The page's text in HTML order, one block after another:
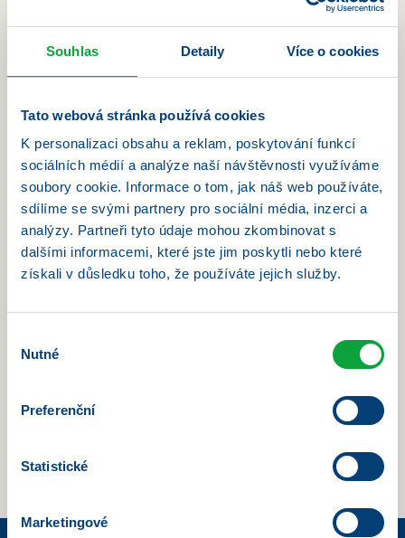
Souhlas Detaily Více o cookies
Tato webová stránka používá cookies
K personalizaci obsahu a reklam, poskytování funkcí
sociálních médií a analýze naší návštěvnosti využíváme
soubory cookie. Informace o tom, jak náš web používáte,
sdílíme se svými partnery pro sociální média, inzerci a
analýzy. Partneři tyto údaje mohou zkombinovat s
dalšími informacemi, které jste jim poskytli nebo které
získali v důsledku toho, že používáte jejich služby.
souhlasu
Nutné
Preferenční
Statistické
Marketingové
oznamovatele (whistleblowing) (PDF)
údajů (PDF)
Uplatnění práv
Žádost o uplatnění práv subjektu údajů (DOC)
Klientská zóna
Zásady ochrany – Klientská zóna
Podmínky používání aplikace
Application
Access Service to the Client Zone of Poliklinika
Consent to the Processing of Personal Data for